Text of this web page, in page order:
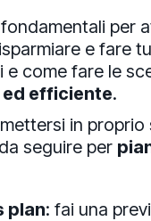
per
e fare
come fare le
efficiente.
in
da seguire per
plan: fai una